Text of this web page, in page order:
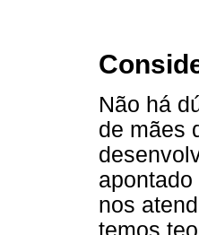
Não há
de mães
nos
temos